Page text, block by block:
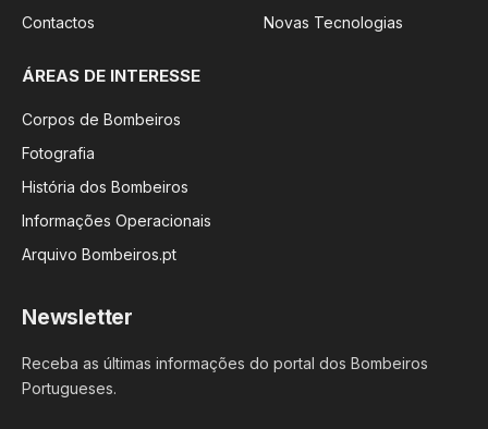
Contactos
Novas Tecnologias
ÁREAS DE INTERESSE
Corpos de Bombeiros
Fotografia
História dos Bombeiros
Informações Operacionais
Arquivo Bombeiros.pt
Newsletter
Receba as últimas informações do portal dos Bombeiros
Portugueses.